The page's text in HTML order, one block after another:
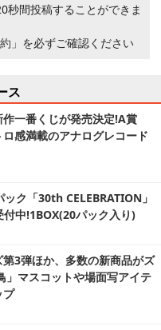
間投稿することができま
」 を必ずご確認ください
ス
作一番くじが発売決定!A賞
感満載のアナログレコード
ック「30th CELEBRATION」
中!1BOX(20パック入り)
第3弾ほか、多数の新商品がズ
」マスコットや場面写アイテ
プ